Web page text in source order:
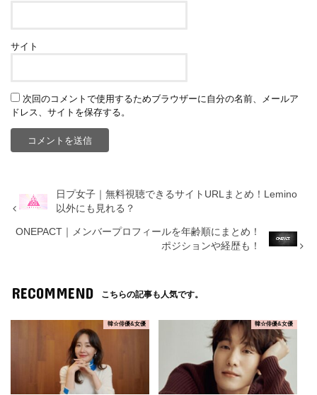
サイト
次回のコメントで使用するためブラウザーに自分の名前、メールア
ドレス、サイトを保存する。
日プ女子｜無料視聴できるサイトURLまとめ！Lemino
以外にも見れる？
ONEPACT｜メンバープロフィールを年齢順にまとめ！
ポジションや経歴も！
RECOMMEND こちらの記事も人気です。
韓☆俳優&女優 韓☆俳優&女優